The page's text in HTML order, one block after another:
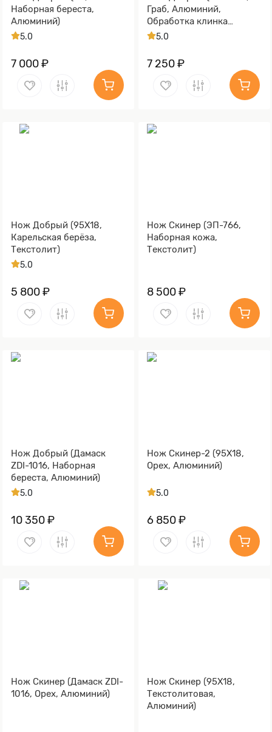
Наборная береста,
Алюминий)
5.0
7 000 ₽
Граб, Алюминий,
Обработка клинка
Stonewash)
5.0
7 250 ₽
Нож Добрый (95Х18,
Карельская берёза,
Текстолит)
5.0
5 800 ₽
Нож Скинер (ЭП-766,
Наборная кожа,
Текстолит)
8 500 ₽
Нож Добрый (Дамаск
ZDI-1016, Наборная
береста, Алюминий)
5.0
10 350 ₽
Нож Скинер-2 (95Х18,
Орех, Алюминий)
5.0
6 850 ₽
Нож Скинер (Дамаск ZDI-
1016, Орех, Алюминий)
Нож Скинер (95Х18,
Текстолитовая,
Алюминий)